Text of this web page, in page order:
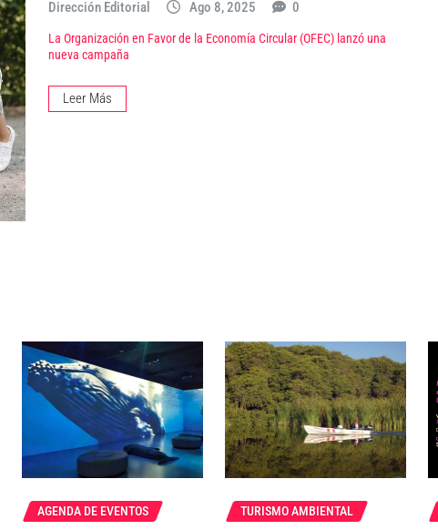
Dirección Editorial Ago 8, 2025 0
La Organización en Favor de la Economía Circular (OFEC) lanzó una
nueva campaña
Leer Más
AGENDA DE EVENTOS TURISMO AMBIENTAL